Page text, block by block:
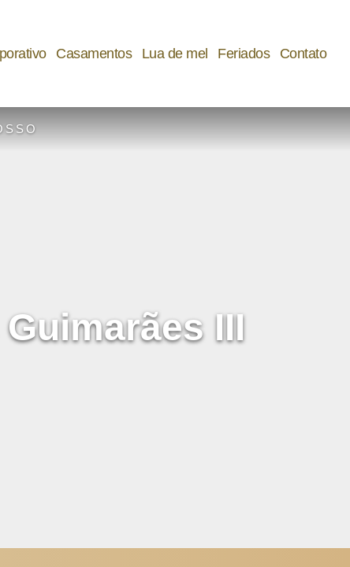
Casamentos Lua de mel Feriados Contato
III